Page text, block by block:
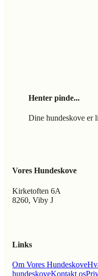
Henter pinde...
Dine hundeskove er
Vores Hundeskove
Kirketoften 6A
8260, Viby J
Links
Om Vores Hundeskove
hundeskoveKontakt os